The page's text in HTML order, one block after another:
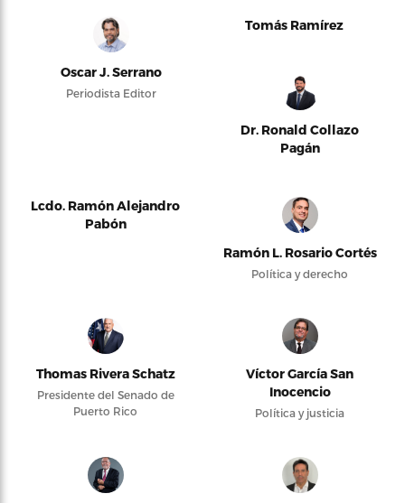
Oscar J. Serrano
Periodista Editor
Tomás Ramírez
Dr. Ronald Collazo
Pagán
Lcdo. Ramón Alejandro
Pabón
Ramón L. Rosario Cortés
Política y derecho
Thomas Rivera Schatz
Presidente del Senado de
Puerto Rico
Víctor García San
Inocencio
Política y justicia